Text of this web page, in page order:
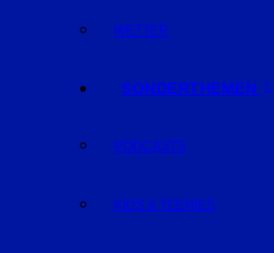
WETTER
SONDERTHEMEN
PODCASTS
KIDS & TEENIES